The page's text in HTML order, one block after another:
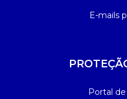
E-mails
Portal